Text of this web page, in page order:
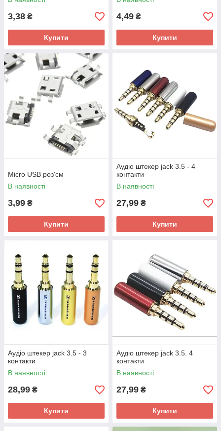
3,38 ₴
Купити
4,49 ₴
Купити
Micro USB роз'єм
В наявності
3,99 ₴
Купити
Аудіо штекер jack 3.5 - 4
контакти
В наявності
27,99 ₴
Купити
Аудіо штекер jack 3.5 - 3
контакти
В наявності
28,99 ₴
Купити
Аудіо штекер jack 3.5. 4
контакти
В наявності
27,99 ₴
Купити